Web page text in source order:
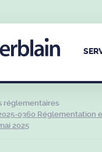
réglementaires
0360 Réglementation
2025